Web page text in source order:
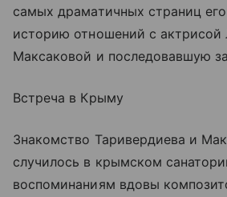
самых драматичных страниц
историю отношений с
Максаковой и последовавшую
Встреча в Крыму
Знакомство Таривердиева и
случилось в крымском
воспоминаниям вдовы